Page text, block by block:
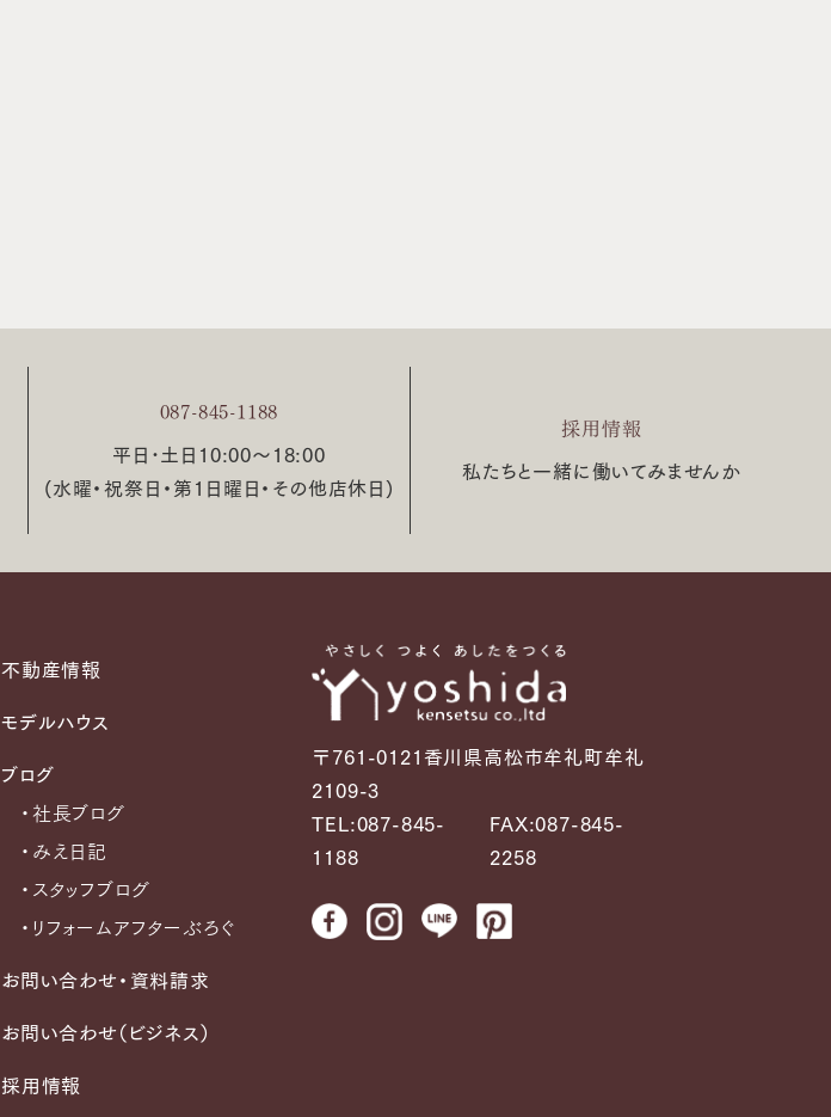
087-845-1188
平日･土日10:00〜18:00
(水曜・祝祭日・第1日曜日・その他店休日)
採用情報
私たちと一緒に働いてみませんか
不動産情報
モデルハウス
ブログ
・社長ブログ
・みえ日記
・スタッフブログ
・リフォームアフターぶろぐ
お問い合わせ・資料請求
お問い合わせ（ビジネス）
採用情報
〒761-0121香川県高松市牟礼町牟礼
2109-3
TEL:087-845-
1188
FAX:087-845-
2258